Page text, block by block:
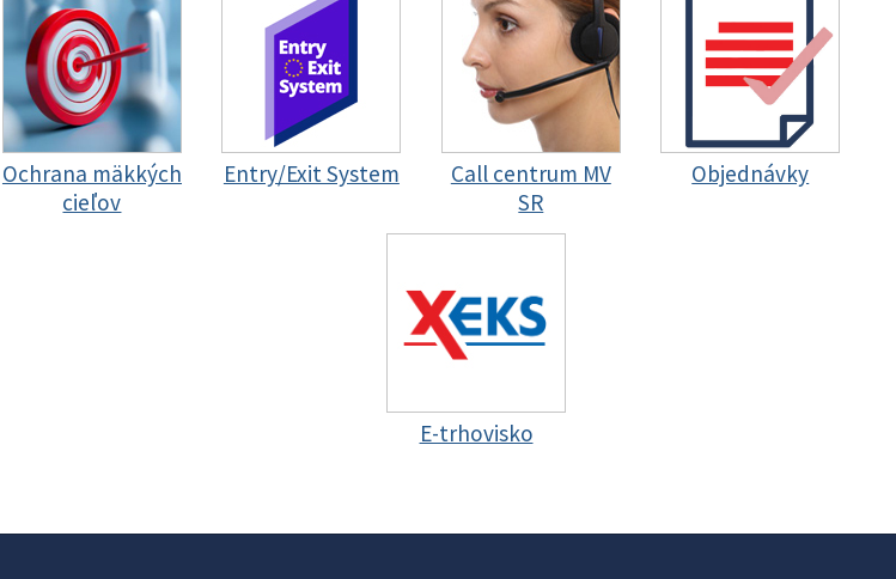
Ochrana mäkkých
cieľov
Entry/Exit System
Call centrum MV
SR
Objednávky
E-trhovisko